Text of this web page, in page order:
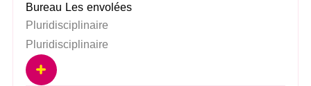
Bureau Les envolées
Pluridisciplinaire
Pluridisciplinaire